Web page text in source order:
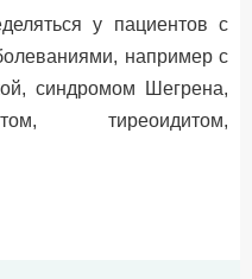
у пациентов с
например с
синдромом Шегрена,
тиреоидитом,